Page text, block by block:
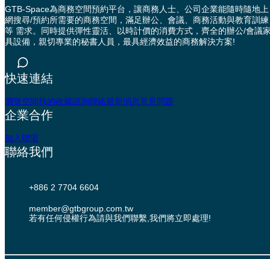
GTB-Space為商務空間預約平台，讓商務人士、公司企業能隨時隨地上
網搜尋/預約所需要的商務空間，滿足辦公、會議、商務活動與教育訓練
等 需求。同時提供彈性靈活、以時計價的消費方式，齊全的辦公/會議
具設備，親切專業的秘書人員，最具經濟效益的商務解決方案!
快速連結
瀏覽空間我的收藏諮詢聯絡最新消息常見問題
企業合作
加入聯盟
聯絡我們
+886 2 7704 6604
member@gtbgroup.com.tw
若有任何侵權行為請與我們聯繫,我們將立即處理!